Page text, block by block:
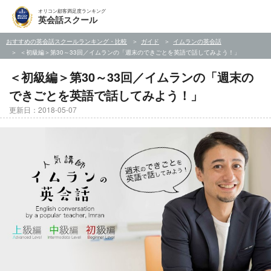
オリコン顧客満足度ランキング
英会話スクール
おすすめの英会話スクールランキング・比較 ガイド
イムランの英会話
＜初級編＞第30～33回／イムランの「週末のできごとを英語で話してみよう！」
＜初級編＞第30～33回／イムランの「週末の
できごとを英語で話してみよう！」
更新日：2018-05-07